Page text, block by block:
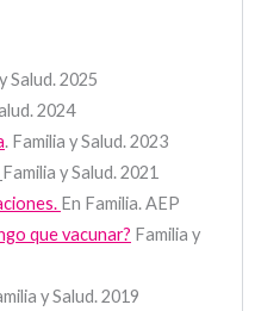
Salud. 2025
2024
. Familia y Salud. 2023
Familia y Salud. 2021
En Familia. AEP
que vacunar? Familia y
y Salud. 2019